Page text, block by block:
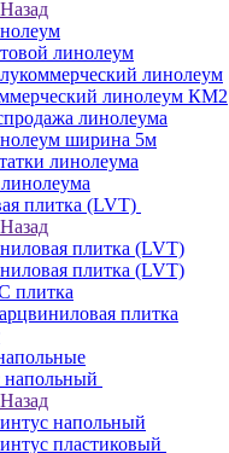
Назад
линолеум
линолеум
линолеум КМ2
линолеума
ширина 5м
линолеума
плитка (LVT)
Назад
плитка (LVT)
плитка (LVT)
плитка
плитка
Назад
напольный
пластиковый